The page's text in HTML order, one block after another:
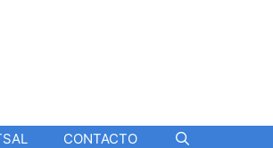
CONTACTO